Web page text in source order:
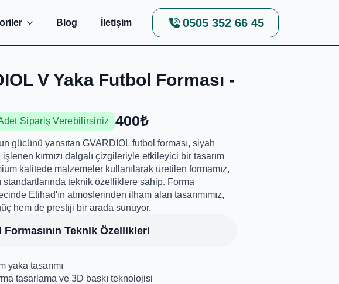
Blog İletişim 0505 352 66 45
V Yaka Futbol Forması -
Sipariş Verebilirsiniz 400₺
gücünü yansıtan GVARDIOL futbol forması, siyah
kırmızı dalgalı çizgileriyle etkileyici bir tasarım
kalitede malzemeler kullanılarak üretilen formamız,
standartlarında teknik özelliklere sahip. Forma
Etihad'ın atmosferinden ilham alan tasarımımız,
hem de prestiji bir arada sunuyor.
Formasının Teknik Özellikleri
yaka tasarımı
tasarlama ve 3D baskı teknolojisi